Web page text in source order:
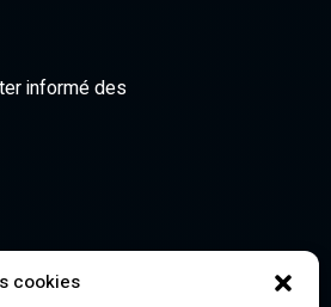
cookies
informé des
et recevez